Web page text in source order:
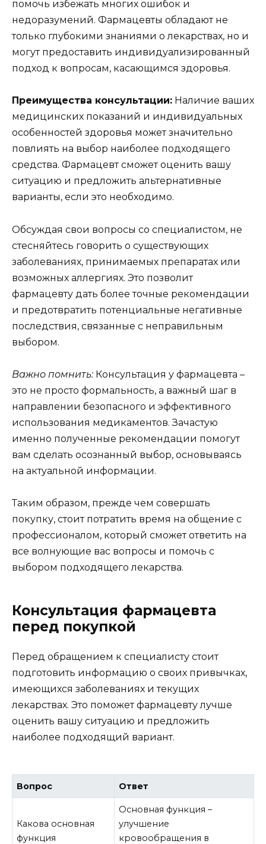
помочь избежать многих ошибок и
недоразумений. Фармацевты обладают не
только глубокими знаниями о лекарствах, но и
могут предоставить индивидуализированный
подход к вопросам, касающимся здоровья.
Преимущества консультации: Наличие ваших
медицинских показаний и индивидуальных
особенностей здоровья может значительно
повлиять на выбор наиболее подходящего
средства. Фармацевт сможет оценить вашу
ситуацию и предложить альтернативные
варианты, если это необходимо.
Обсуждая свои вопросы со специалистом, не
стесняйтесь говорить о существующих
заболеваниях, принимаемых препаратах или
возможных аллергиях. Это позволит
фармацевту дать более точные рекомендации
и предотвратить потенциальные негативные
последствия, связанные с неправильным
выбором.
Важно помнить:Консультация у фармацевта –
это не просто формальность, а важный шаг в
направлении безопасного и эффективного
использования медикаментов. Зачастую
именно полученные рекомендации помогут
вам сделать осознанный выбор, основываясь
на актуальной информации.
Таким образом, прежде чем совершать
покупку, стоит потратить время на общение с
профессионалом, который сможет ответить на
все волнующие вас вопросы и помочь с
выбором подходящего лекарства.
Консультация фармацевта
перед покупкой
Перед обращением к специалисту стоит
подготовить информацию о своих привычках,
имеющихся заболеваниях и текущих
лекарствах. Это поможет фармацевту лучше
оценить вашу ситуацию и предложить
наиболее подходящий вариант.
Вопрос Ответ
Какова основная
функция
Основная функция –
улучшение
кровообращения в